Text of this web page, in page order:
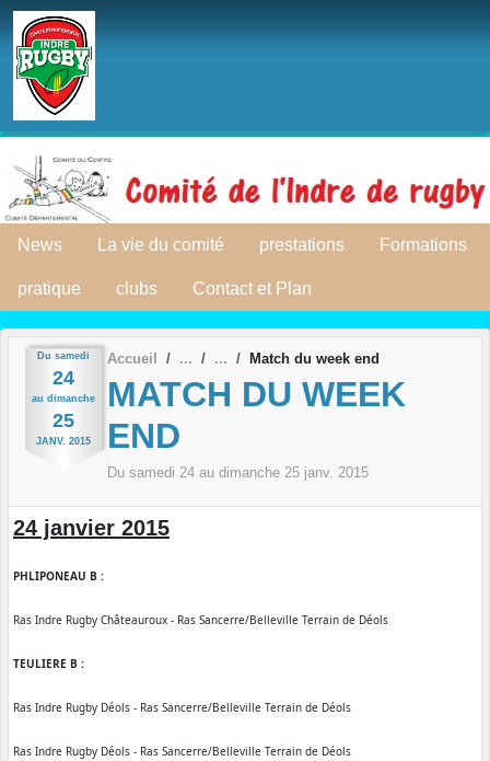
News La vie du comité prestations Formations
pratique clubs Contact et Plan
Du samedi
24
au dimanche
25
JANV. 2015
Accueil Match du week end
MATCH DU WEEK
END
Du samedi 24 au dimanche 25 janv. 2015
24 janvier 2015
PHLIPONEAU B :
Ras Indre Rugby Châteauroux - Ras Sancerre/Belleville Terrain de Déols
TEULIERE B :
Ras Indre Rugby Déols - Ras Sancerre/Belleville Terrain de Déols
Ras Indre Rugby Déols - Ras Sancerre/Belleville Terrain de Déols
Panneau de gestion des cookies